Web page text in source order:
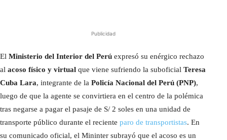
Publicidad
El Ministerio del Interior del Perú expresó su enérgico rechazo
al acoso físico y virtual que viene sufriendo la suboficial Teresa
Cuba Lara, integrante de la Policía Nacional del Perú (PNP),
luego de que la agente se convirtiera en el centro de la polémica
tras negarse a pagar el pasaje de S/ 2 soles en una unidad de
transporte público durante el reciente paro de transportistas. En
su comunicado oficial, el Mininter subrayó que el acoso es un